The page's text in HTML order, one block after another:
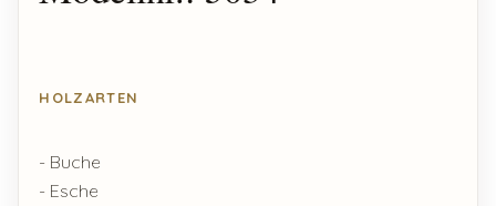
HOLZARTEN
- Buche
- Esche